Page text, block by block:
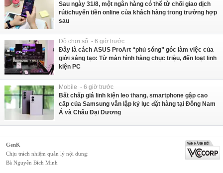
Sau ngày 31/8, một ngân hàng có thể từ chối giao dịch
rút/chuyển tiền online của khách hàng trong trường hợp
sau
Đồ chơi số - 6 giờ trước
Đây là cách ASUS ProArt “phủ sóng” góc làm việc của
giới sáng tạo: Từ màn hình hàng chục triệu, đến loạt linh
kiện PC
Mobile - 6 giờ trước
Bất chấp giá linh kiện leo thang, smartphone gập cao
cấp của Samsung vẫn lập kỷ lục đặt hàng tại Đông Nam
Á và Châu Đại Dương
GenK
Chịu trách nhiệm quản lý nội dung:
Bà Nguyễn Bích Minh